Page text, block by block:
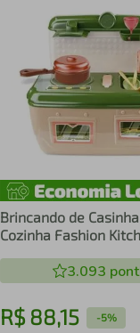
Brincando de
Cozinha Fashion
3.093
R$88,15 -5%